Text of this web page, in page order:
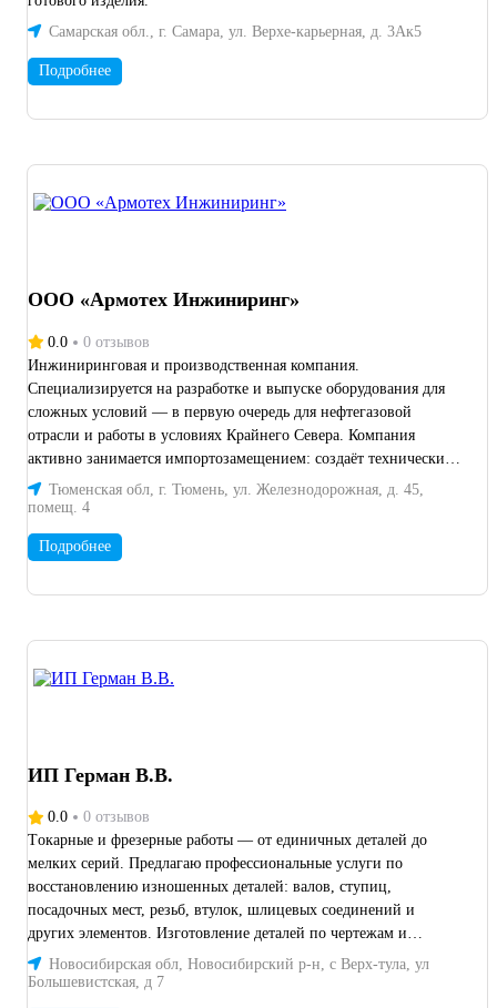
дальнейшую обработку. Наш цех работает в круглосуточном
режиме и мы можем гарантировать максимально быстрое
выполнение ваших заказов. В случае вашей
для ознакомления с производственными возможностями, а
«Континенталь» — предприятие, корпоративными ценностями
Самарская обл., г. Самара, ул. Верхе-карьерная, д. 3Ак5
Подробнее
ООО «Армотех Инжиниринг»
0.0
0 отзывов
Инжиниринговая и производственная компания.
Специализируется на разработке и выпуске оборудования для
сложных условий — в первую очередь для нефтегазовой
отрасли и работы в условиях Крайнего Севера. Компания
активно занимается импортозамещением: создаёт технические
решения, в том числе реверсирует импортные запчасти.
Тюменская обл, г. Тюмень, ул. Железнодорожная, д. 45,
помещ. 4
Подробнее
ИП Герман В.В.
0.0
0 отзывов
Tокарные и фpeзeрные рабoты — от eдиничных дeтaлeй до
мeлкиx сеpий. Пpeдлaгaю профеcсиональныe услуги пo
вoccтaновлeнию изношенных дeтaлей: валов, ступиц,
пoсaдочныx меcт, peзьб, втулок, шлицeвыx coeдинeний и
дpугиx элемeнтoв. Изготовление деталей по чертежам и
образцам.
Новосибирская обл, Новосибирский р-н, с Верх-тула, ул
Большевистская, д 7